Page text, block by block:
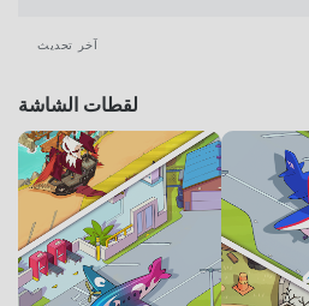
آخر تحديث
لقطات الشاشة